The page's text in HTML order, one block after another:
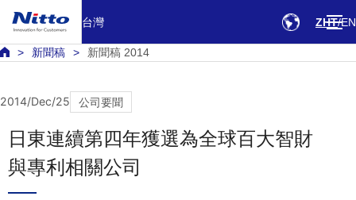
台灣 ZHT EN
新聞稿 新聞稿 2014
2014/Dec/25 公司要聞
日東連續第四年獲選為全球百大智財
與專利相關公司